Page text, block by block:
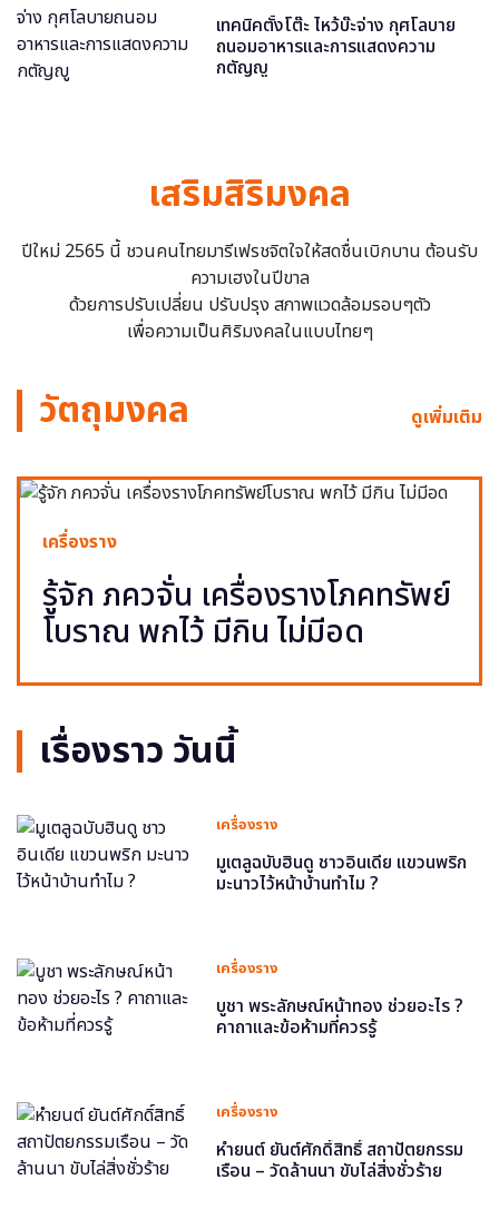
เทคนิคตั้งโต๊ะ ไหว้บ๊ะจ่าง กุศโลบาย
ถนอมอาหารและการแสดงความ
กตัญญู
เสริมสิริมงคล
ปีใหม่ 2565 นี้ ชวนคนไทยมารีเฟรชจิตใจให้สดชื่นเบิกบาน ต้อนรับ
ความเฮงในปีขาล
ด้วยการปรับเปลี่ยน ปรับปรุง สภาพแวดล้อมรอบๆตัว
เพื่อความเป็นศิริมงคลในแบบไทยๆ
วัตถุมงคล ดูเพิ่มเติม
เครื่องราง
รู้จัก ภควจั่น เครื่องรางโภคทรัพย์
โบราณ พกไว้ มีกิน ไม่มีอด
เรื่องราว วันนี้
เครื่องราง
มูเตลูฉบับฮินดู ชาวอินเดีย แขวนพริก
มะนาวไว้หน้าบ้านทำไม ?
เครื่องราง
บูชา พระลักษณ์หน้าทอง ช่วยอะไร ?
คาถาและข้อห้ามที่ควรรู้
เครื่องราง
หำยนต์ ยันต์ศักดิ์สิทธิ์ สถาปัตยกรรม
เรือน – วัดล้านนา ขับไล่สิ่งชั่วร้าย